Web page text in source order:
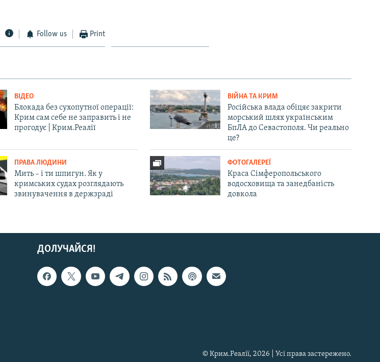
Follow us Print
ВІДЕО
Блокада без сухопутної операції:
Крим сам себе не заправить і не
прогодує | Крим.Реалії
ВІЙНА ТА КРИМ
Російська влада обіцяє закрити
морський шлях українським
БпЛА до Севастополя. Чи реально
це?
ПРАВА ЛЮДИНИ
Мить – і ти шпигун. Як у
кримських судах розглядають
звинувачення в держзраді
ФОТОГАЛЕРЕЇ
Краса Сімферопольського
водосховища та занедбаність
довкола
ДОЛУЧАЙСЯ!
© Крим.Реалії, 2026 | Усі права застережено.